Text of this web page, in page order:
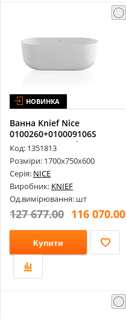
НОВИНКА
Ванна Knief Nice
0100260+010009106S
1700х750х600 Glo...
Код: 1351813
Розміри: 1700х750х600
Серія: NICE
Виробник: KNIEF
Од.вимірювання: шт
127 677.00 116 070.00
Купити